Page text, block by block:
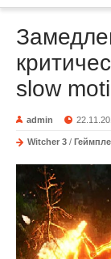
slow
admin
Witcher 3 /